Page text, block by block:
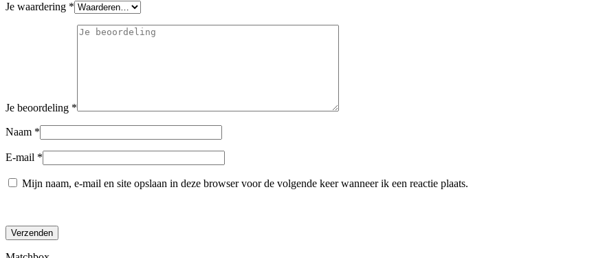
Je waardering *
Je beoordeling *
Naam *
E-mail *
Mijn naam, e-mail en site opslaan in deze browser voor de volgende keer wanneer ik een reactie plaats.